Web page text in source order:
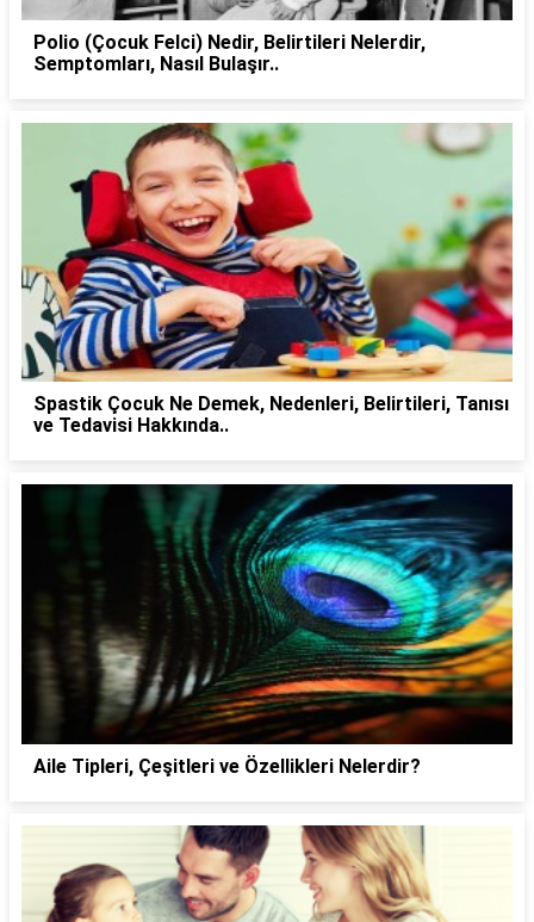
Polio (Çocuk Felci) Nedir, Belirtileri Nelerdir,
Semptomları, Nasıl Bulaşır..
Spastik Çocuk Ne Demek, Nedenleri, Belirtileri, Tanısı
ve Tedavisi Hakkında..
Aile Tipleri, Çeşitleri ve Özellikleri Nelerdir?